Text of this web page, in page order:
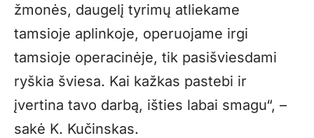
žmonės, daugelį tyrimų atliekame
tamsioje aplinkoje, operuojame irgi
tamsioje operacinėje, tik pasišviesdami
ryškia šviesa. Kai kažkas pastebi ir
įvertina tavo darbą, išties labai smagu“, –
sakė K. Kučinskas.